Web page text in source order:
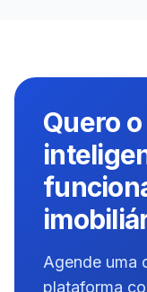
Quero
Agende uma
plataforma